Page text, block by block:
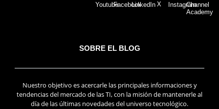
YoutubeFacebookLinkedIn X InstagramChannel
Academy
SOBRE EL BLOG
Nuestro objetivo es acercarle las principales informaciones y
tendencias del mercado de las TI, con la misión de mantenerle al
día de las últimas novedades del universo tecnológico.